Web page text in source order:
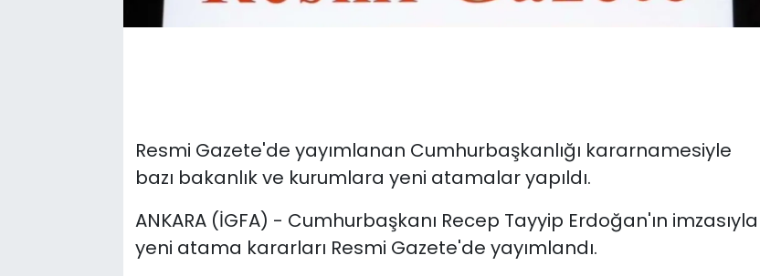
Resmi Gazete'de yayımlanan Cumhurbaşkanlığı kararnamesiyle
bazı bakanlık ve kurumlara yeni atamalar yapıldı.
ANKARA (İGFA) - Cumhurbaşkanı Recep Tayyip Erdoğan'ın imzasıyla
yeni atama kararları Resmi Gazete'de yayımlandı.